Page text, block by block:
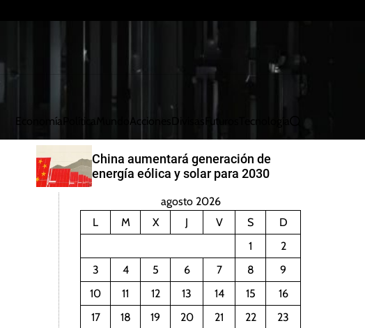
Economía Política Acciones Divisas Futuros Tecnología
u
China aumentará generación de
energía eólica y solar para 2030
agosto 2026
L
M X J V S
D
1
2
3
4 5 6 7 8
9
10
11 12 13 14 15
16
17
18 19 20 21 22
23